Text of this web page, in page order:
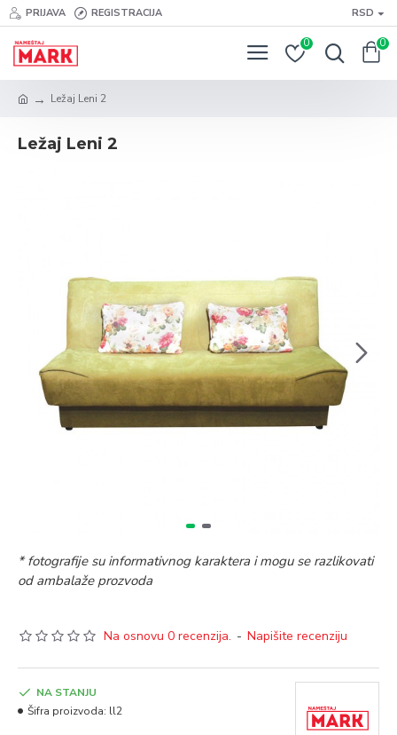
PRIJAVA REGISTRACIJA RSD
0 0
Ležaj Leni 2
Ležaj Leni 2
* fotografije su informativnog karaktera i mogu se razlikovati
od ambalaže prozvoda
Na osnovu 0 recenzija. - Napišite recenziju
NA STANJU
Šifra proizvoda: ll2